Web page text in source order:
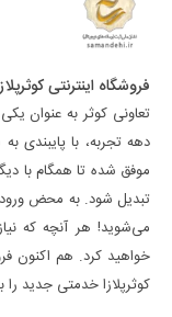
فروشگاه اینترنتی
تعاونی کوثر به عنوان
دهه تجربه، با پایبندی
موفق شده تا همگام با
تبدیل شود. به محض ورود
می‌شوید! هر آنچه که
خواهید کرد. هم اکنون
کوثرپلازا خدمتی جدید